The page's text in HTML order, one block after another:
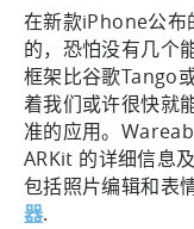
在新款iPhone公布
的，恐怕没有几个
框架比谷歌Tango
着我们或许很快就
准的应用。
ARKit 的详细信息
包括照片编辑和表
器.